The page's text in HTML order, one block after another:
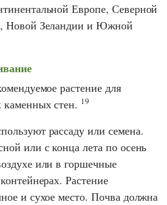
Европе, Северной
Новой Зеландии и Южной
растение для
каменных стен. 19
рассаду или семена.
или с конца лета по осень
или в горшечные
Растение
и сухое место. Почва должна